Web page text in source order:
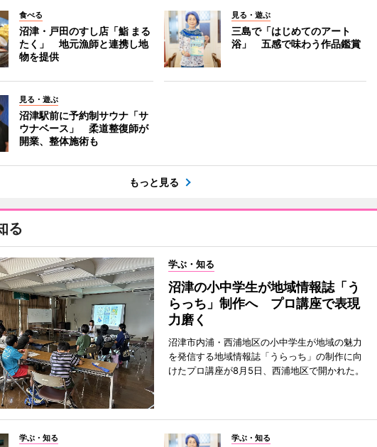
食べる
沼津・戸田のすし店「鮨 まる
たく」 地元漁師と連携し地
物を提供
見る・遊ぶ
三島で「はじめてのアート
浴」 五感で味わう作品鑑賞
見る・遊ぶ
沼津駅前に予約制サウナ「サ
ウナベース」 柔道整復師が
開業、整体施術も
もっと見る
る
学ぶ・知る
沼津の小中学生が地域情報誌「う
らっち」制作へ プロ講座で表現
力磨く
沼津市内浦・西浦地区の小中学生が地域の魅力
を発信する地域情報誌「うらっち」の制作に向
けたプロ講座が8月5日、西浦地区で開かれた。
学ぶ・知る 学ぶ・知る